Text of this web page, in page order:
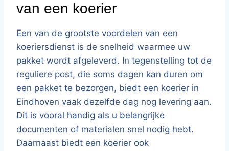
van een koerier
Een van de grootste voordelen van een
koeriersdienst is de snelheid waarmee uw
pakket wordt afgeleverd. In tegenstelling tot de
reguliere post, die soms dagen kan duren om
een pakket te bezorgen, biedt een koerier in
Eindhoven vaak dezelfde dag nog levering aan.
Dit is vooral handig als u belangrijke
documenten of materialen snel nodig hebt.
Daarnaast biedt een koerier ook